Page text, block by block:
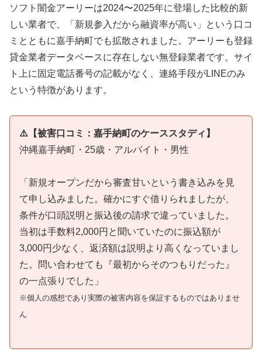
ソフト闇金アーリーは2024〜2025年に登場した比較的新
しい業者で、「新規参入だから融資率が高い」という口コ
ミとともに嘉手納町でも拡散されました。アーリーも登録
貸金業者データベースに存在しない無登録業者です。サイ
ト上に固定電話番号の記載がなく、連絡手段がLINEのみ
という特徴があります。
⚠️【被害口コミ：嘉手納町のケーススタディ】
沖縄嘉手納町・25歳・アルバイト・男性
「新規オープンだから審査甘いという書き込みを見
て申し込みました。確かにすぐ借りられましたが、
条件が口頭説明と振込後の請求で違っていました。
当初は手数料2,000円と聞いていたのに振込額が
3,000円少なく、返済額は説明より高くなっていまし
た。問い合わせても『最初からそのつもりだった』
の一点張りでした」
※個人の感想であり実際の被害内容を保証するものではありませ
ん